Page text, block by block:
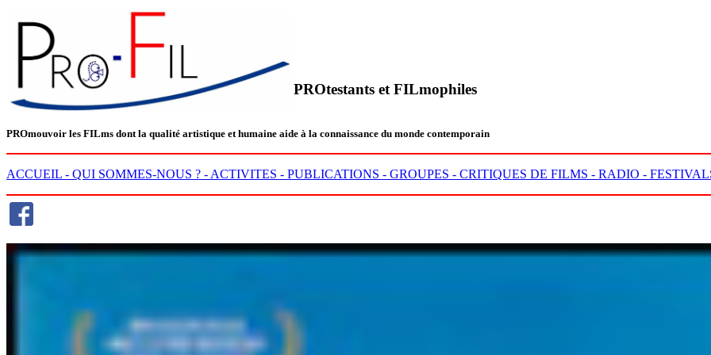
PROtestants et FILmophiles
PROmouvoir les FILms dont la qualité artistique et humaine aide à la connaissance du monde contemporain
ACCUEIL - QUI SOMMES-NOUS ? - ACTIVITES - PUBLICATIONS - GROUPES - CRITIQUES DE FILMS - RADIO -